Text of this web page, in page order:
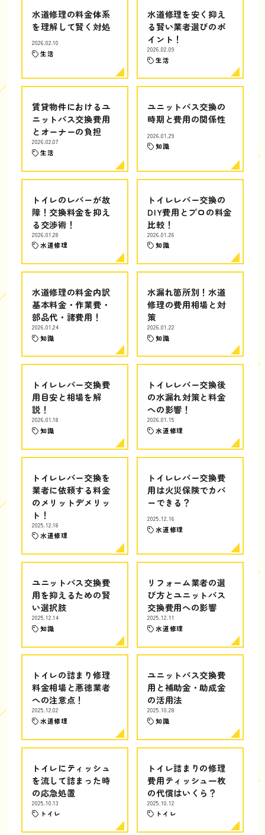
水道修理の料金体系
を理解して賢く対処
2026.02.10
生活
水道修理を安く抑え
る賢い業者選びのポ
イント！
2026.02.09
生活
賃貸物件におけるユ
ニットバス交換費用
とオーナーの負担
2026.02.07
生活
ユニットバス交換の
時期と費用の関係性
2026.01.29
知識
トイレのレバーが故
障！交換料金を抑え
る交渉術！
2026.01.28
水道修理
トイレレバー交換の
DIY費用とプロの料金
比較！
2026.01.26
知識
水道修理の料金内訳
基本料金・作業費・
部品代・諸費用！
2026.01.24
知識
水漏れ箇所別！水道
修理の費用相場と対
策
2026.01.22
知識
トイレレバー交換費
用目安と相場を解
説！
2026.01.18
知識
トイレレバー交換後
の水漏れ対策と料金
への影響！
2026.01.15
水道修理
トイレレバー交換を
業者に依頼する料金
のメリットデメリッ
ト！
2025.12.18
水道修理
トイレレバー交換費
用は火災保険でカバ
ーできる？
2025.12.16
水道修理
ユニットバス交換費
用を抑えるための賢
い選択肢
2025.12.14
知識
リフォーム業者の選
び方とユニットバス
交換費用への影響
2025.12.11
水道修理
トイレの詰まり修理
料金相場と悪徳業者
への注意点！
2025.12.02
水道修理
ユニットバス交換費
用と補助金・助成金
の活用法
2025.10.28
知識
トイレにティッシュ
を流して詰まった時
の応急処置
2025.10.13
トイレ
トイレ詰まりの修理
費用ティッシュ一枚
の代償はいくら？
2025.10.12
トイレ